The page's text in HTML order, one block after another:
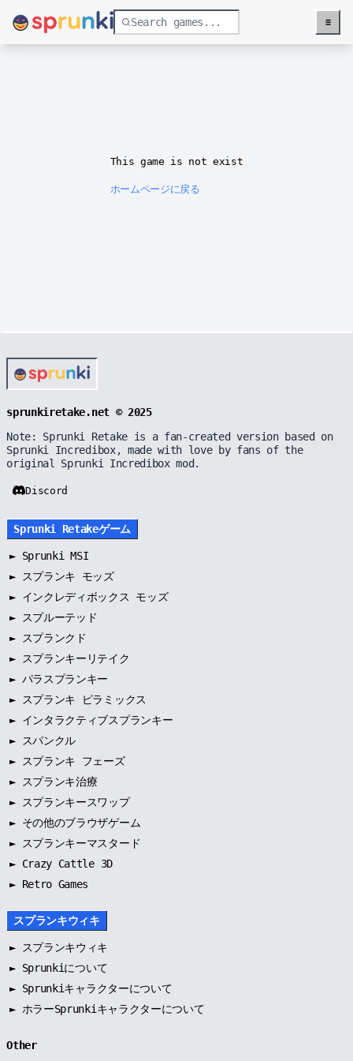
Menu
≡
This game is not exist
ホームページに戻る
sprunkiretake.net © 2025
Note: Sprunki Retake is a fan-created version based on
Sprunki Incredibox, made with love by fans of the
original Sprunki Incredibox mod.
Discord
Sprunki Retakeゲーム
► Sprunki MSI
►
スプランキ モッズ
► インクレディボックス モッズ
►
スプルーテッド
►
スプランクド
►
スプランキーリテイク
► パラスプランキー
►
スプランキ ピラミックス
► インタラクティブスプランキー
►
スパンクル
►
スプランキ フェーズ
►
スプランキ治療
►
スプランキースワップ
► その他のブラウザゲーム
►
スプランキーマスタード
► Crazy Cattle 3D
► Retro Games
スプランキウィキ
►
スプランキウィキ
► Sprunkiについて
► Sprunkiキャラクターについて
► ホラーSprunkiキャラクターについて
Other